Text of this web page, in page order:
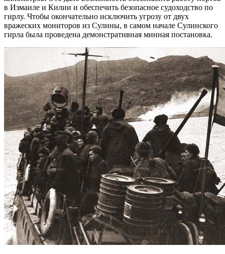
в Измаиле и Килии и обеспечить безопасное судоходство по
гирлу. Чтобы окончательно исключить угрозу от двух
вражеских мониторов из Сулины, в самом начале Сулинского
гирла была проведена демонстративная минная постановка.